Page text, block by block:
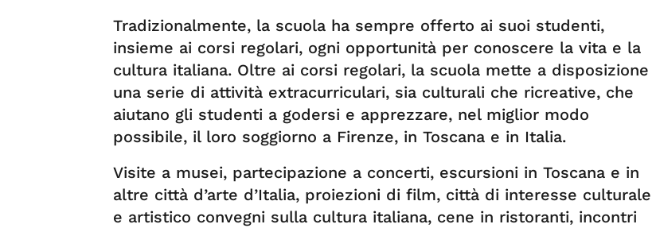
Tradizionalmente, la scuola ha sempre offerto ai suoi studenti,
insieme ai corsi regolari, ogni opportunità per conoscere la vita e la
cultura italiana. Oltre ai corsi regolari, la scuola mette a disposizione
una serie di attività extracurriculari, sia culturali che ricreative, che
aiutano gli studenti a godersi e apprezzare, nel miglior modo
possibile, il loro soggiorno a Firenze, in Toscana e in Italia.
Visite a musei, partecipazione a concerti, escursioni in Toscana e in
altre città d’arte d’Italia, proiezioni di film, città di interesse culturale
e artistico convegni sulla cultura italiana, cene in ristoranti, incontri